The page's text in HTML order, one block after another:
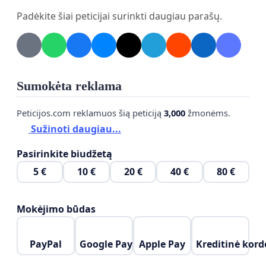
labai rekomenduoju perskaityti paskutinį – 2014
liepos 11 dienos – nutarimą. Nes, mano subjektyvia
nuomone, jis labai svarbus ir žymintis tam tikrą
etapas galėtų būti pavadintas neteisėtu valdžios
dauguma to KT nutarimo neperskaitys, kaip ir
neperskaitys viso šio mano įrašo. Todėl pateiksiu
trumpą jo santrauką. Artūras Račas
****
Padėkite šiai peticijai surinkti daugiau parašų.
Sumokėta reklama
Peticijos.com reklamuos šią peticiją 3,000 žmonėms.
Sužinoti daugiau...
Pasirinkite biudžetą
5 €
10 € 20 € 40 € 80 €
Mokėjimo būdas
PayPal Google Pay Apple Pay Kreditinė